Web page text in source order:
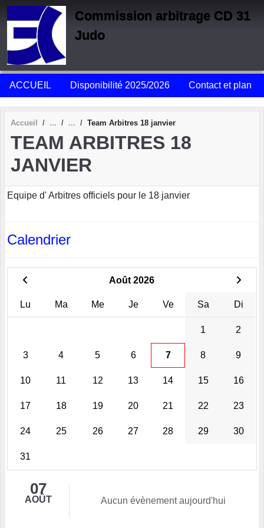
Commission arbitrage CD 31
Judo
ACCUEIL Disponibilité 2025/2026 Contact et plan
Accueil Team Arbitres 18 janvier
TEAM ARBITRES 18
JANVIER
Equipe d' Arbitres officiels pour le 18 janvier
Calendrier
Août 2026
Lu Ma Me Je Ve Sa Di
1 2
3 4 5 6 7 8 9
10 11 12 13 14 15 16
17 18 19 20 21 22 23
24 25 26 27 28 29 30
31
07
AOÛT Aucun évènement aujourd'hui
Panneau de gestion des cookies